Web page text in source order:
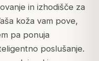
in izhodišče za
koža vam pove,
pa ponuja
poslušanje.